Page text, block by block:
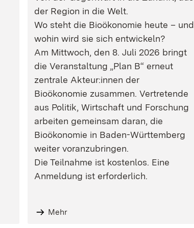
der Region in die Welt.
Wo steht die Bioökonomie heute – und
wohin wird sie sich entwickeln?
Am Mittwoch, den 8. Juli 2026 bringt
die Veranstaltung „Plan B“ erneut
zentrale Akteur:innen der
Bioökonomie zusammen. Vertretende
aus Politik, Wirtschaft und Forschung
arbeiten gemeinsam daran, die
Bioökonomie in Baden-Württemberg
weiter voranzubringen.
Die Teilnahme ist kostenlos. Eine
Anmeldung ist erforderlich.
Mehr